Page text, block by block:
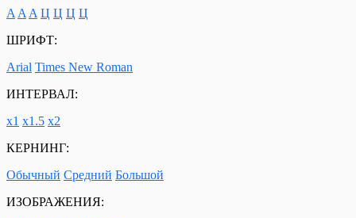
A A A Ц Ц Ц Ц
ШРИФТ:
Arial Times New Roman
ИНТЕРВАЛ:
х1 х1.5 х2
КЕРНИНГ:
Обычный Средний Большой
ИЗОБРАЖЕНИЯ: